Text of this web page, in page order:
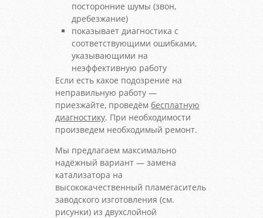
посторонние шумы (звон,
дребезжание)
показывает диагностика с
соответствующими ошибками,
указывающими на
неэффективную работу
Если есть какое подозрение на
неправильную работу —
приезжайте, проведём бесплатную
диагностику. При необходимости
произведем необходимый ремонт.
Мы предлагаем максимально
надёжный вариант — замена
катализатора на
высококачественный пламегаситель
заводского изготовления (см.
рисунки) из двухслойной